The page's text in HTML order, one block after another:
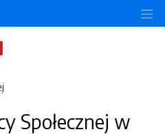
Społecznej w